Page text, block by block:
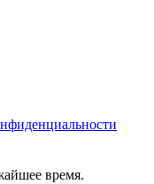
время.